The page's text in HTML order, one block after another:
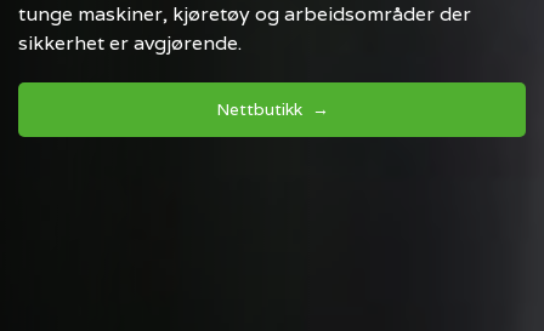
tunge maskiner, kjøretøy og arbeidsområder der
sikkerhet er avgjørende.
Nettbutikk →